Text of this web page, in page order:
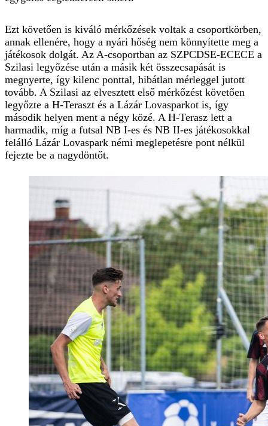
Ezt követően is kiváló mérkőzések voltak a csoportkörben,
annak ellenére, hogy a nyári hőség nem könnyítette meg a
játékosok dolgát. Az A-csoportban az SZPCDSE-ECECE a
Szilasi legyőzése után a másik két összecsapását is
megnyerte, így kilenc ponttal, hibátlan mérleggel jutott
tovább. A Szilasi az elvesztett első mérkőzést követően
legyőzte a H-Teraszt és a Lázár Lovasparkot is, így
második helyen ment a négy közé. A H-Terasz lett a
harmadik, míg a futsal NB I-es és NB II-es játékosokkal
felálló Lázár Lovaspark némi meglepetésre pont nélkül
fejezte be a nagydöntőt.